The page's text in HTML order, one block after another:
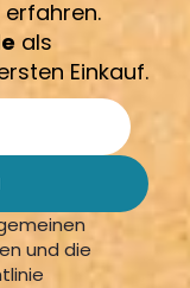
als
Einkauf.
und die